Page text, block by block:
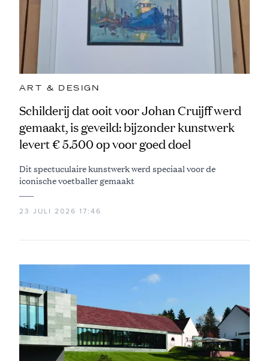
ART & DESIGN
Schilderij dat ooit voor Johan Cruijff werd
gemaakt, is geveild: bijzonder kunstwerk
levert € 5.500 op voor goed doel
Dit spectuculaire kunstwerk werd speciaal voor de
iconische voetballer gemaakt
23 JULI 2026 17:46